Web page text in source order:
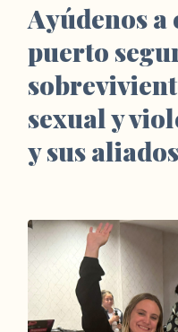
Ayúdenos
puerto
sexual y
y sus